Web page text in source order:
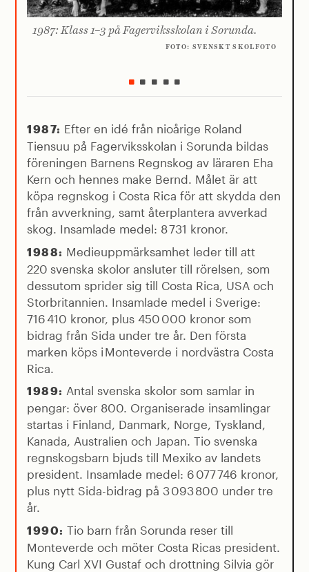
1987: Klass 1–3 på Fagerviksskolan i Sorunda.
FOTO: SVENSKT SKOLFOTO
1987: Efter en idé från nioårige Roland
Tiensuu på Fagerviksskolan i Sorunda bildas
föreningen Barnens Regnskog av läraren Eha
Kern och hennes make Bernd. Målet är att
köpa regnskog i Costa Rica för att skydda den
från avverkning, samt återplantera avverkad
skog. Insamlade medel: 8 731 kronor.
1988: Medieuppmärksamhet leder till att
220 svenska skolor ansluter till rörelsen, som
dessutom sprider sig till Costa Rica, USA och
Storbritannien. Insamlade medel i Sverige:
716 410 kronor, plus 450 000 kronor som
bidrag från Sida under tre år. Den första
marken köps i Monteverde i nordvästra Costa
Rica.
1989: Antal svenska skolor som samlar in
pengar: över 800. Organiserade insamlingar
startas i Finland, Danmark, Norge, Tyskland,
Kanada, Australien och Japan. Tio svenska
regnskogsbarn bjuds till Mexiko av landets
president. Insamlade medel: 6 077 746 kronor,
plus nytt Sida-bidrag på 3 093 800 under tre
år.
1990:Tio barn från Sorunda reser till
Monteverde och möter Costa Ricas president.
Kung Carl XVI Gustaf och drottning Silvia gör